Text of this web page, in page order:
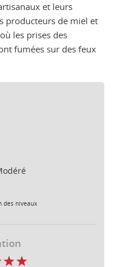
et leurs
producteurs de miel et
les prises des
fumées sur des feux
des niveaux